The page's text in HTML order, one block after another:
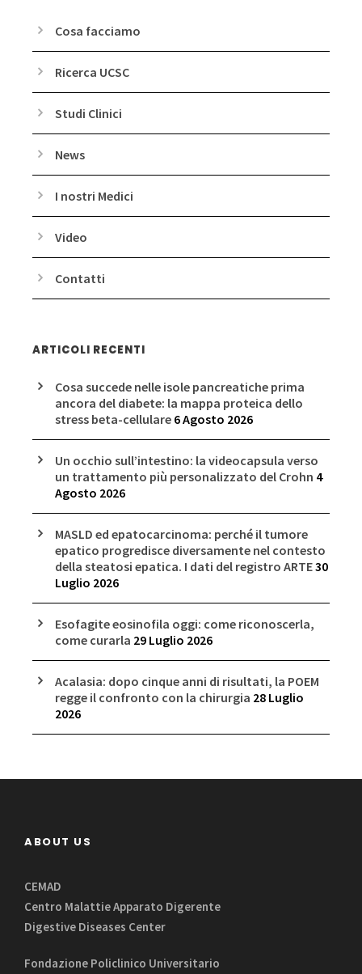
Cosa facciamo
Ricerca UCSC
Studi Clinici
News
I nostri Medici
Video
Contatti
ARTICOLI RECENTI
Cosa succede nelle isole pancreatiche prima
ancora del diabete: la mappa proteica dello
stress beta-cellulare 6 Agosto 2026
Un occhio sull’intestino: la videocapsula verso
un trattamento più personalizzato del Crohn 4
Agosto 2026
MASLD ed epatocarcinoma: perché il tumore
epatico progredisce diversamente nel contesto
della steatosi epatica. I dati del registro ARTE30
Luglio 2026
Esofagite eosinofila oggi: come riconoscerla,
come curarla 29 Luglio 2026
Acalasia: dopo cinque anni di risultati, la POEM
regge il confronto con la chirurgia 28 Luglio
2026
ABOUT US
CEMAD
Centro Malattie Apparato Digerente
Digestive Diseases Center
Fondazione Policlinico Universitario